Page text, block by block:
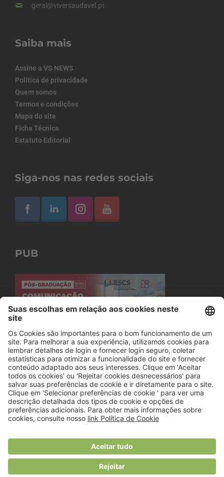
geral@viversaudavel.pt
Saiba mais
Assine a VS NEWS
Política de privacidade
Quem somos
Termos e condições
Mapa do site
Ficha Técnica
Estatuto Editorial
Siga-nos nas redes sociais
PUB
© 2018 Viver Saudável
O portal dos profissionais de nutrição